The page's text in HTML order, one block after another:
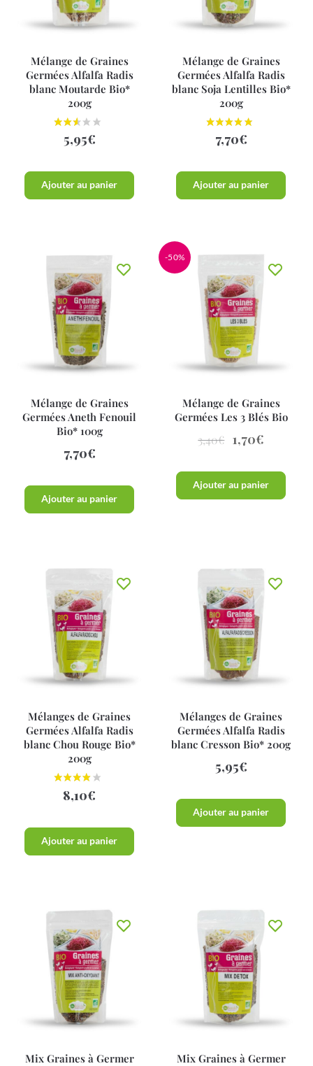
Mélange de Graines
Germées Alfalfa Radis
blanc Moutarde Bio*
200g
5,95€
Ajouter au panier
Mélange de Graines
Germées Alfalfa Radis
blanc Soja Lentilles Bio*
200g
7,70€
Ajouter au panier
Mélange de Graines
Germées Aneth Fenouil
Bio* 100g
7,70€
Ajouter au panier
-50%
Mélange de Graines
Germées Les 3 Blés Bio
3,40€ 1,70€
Ajouter au panier
Mélanges de Graines
Germées Alfalfa Radis
blanc Chou Rouge Bio*
200g
8,10€
Ajouter au panier
Mélanges de Graines
Germées Alfalfa Radis
blanc Cresson Bio* 200g
5,95€
Ajouter au panier
Mix Graines à Germer
Mix Graines à Germer